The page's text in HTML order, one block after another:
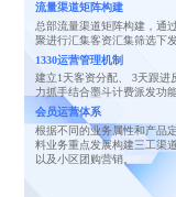
流量渠道矩阵构建
总部流量渠道矩阵构建，通
聚进行汇集客资汇集筛选下
1330运营管理机制
建立1天客资分配、 3天跟进
力抓手结合墨斗计费派发功
会员运营体系
根据不同的业务属性和产品
料业务重点发展构建三工渠
以及小区团购营销。